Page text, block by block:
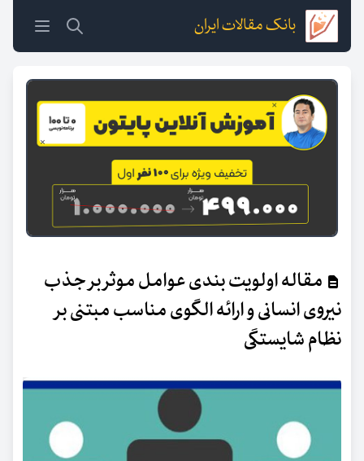
بانک مقالات ایران
مقاله اولویت بندی عوامل موثر بر جذب
نیروی انسانی و ارائه الگوی مناسب مبتنی بر
نظام شایستگی